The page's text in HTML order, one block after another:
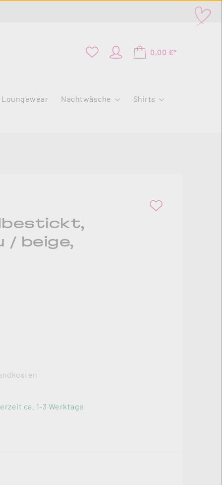
0,00 €*
Loungewear Nachtwäsche
Shirts
/ beige,
ca. 1-3 Werktage